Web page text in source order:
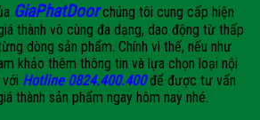
GiaPhatDoorchúng tôi cung cấp hiện
thành vô cùng đa dạng, dao động từ thấp
dòng sản phẩm. Chính vì thế, nếu như
khảo thêm thông tin và lựa chọn loại nội
Hotline 0824.400.400để được tư vấn
thành sản phẩm ngay hôm nay nhé.